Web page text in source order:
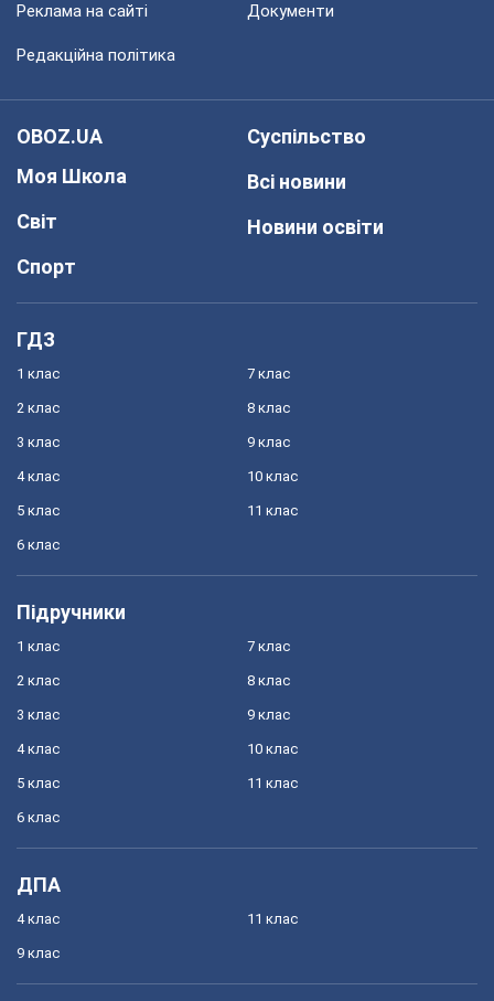
Реклама на сайті Документи
Редакційна політика
OBOZ.UA
Моя Школа
Світ
Спорт
Суспільство
Всі новини
Новини освіти
ГДЗ
1 клас
2 клас
3 клас
4 клас
5 клас
6 клас
7 клас
8 клас
9 клас
10 клас
11 клас
Підручники
1 клас
2 клас
3 клас
4 клас
5 клас
6 клас
7 клас
8 клас
9 клас
10 клас
11 клас
ДПА
4 клас
9 клас
11 клас